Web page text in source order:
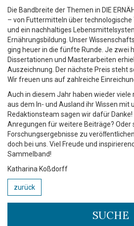
Die Bandbreite der Themen in DIE
– von Futtermitteln über technologische
und ein nachhaltiges
Ernährungsbildung. Unser
ging heuer in die fünfte Runde. Je zwei
Dissertationen und Masterarbeiten
Auszeichnung. Der nächste Preis steht
Wir freuen uns auf zahlreiche
Auch in diesem Jahr haben wieder
aus dem In- und Ausland ihr Wissen mit
Redaktionsteam sagen wir dafür
Anregungen für weitere Beiträge? Oder
Forschungsergebnisse zu
doch bei uns. Viel Freude und
Sammelband!
Katharina Koßdorff
zurück
SUCHE